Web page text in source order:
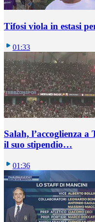
Tifosi viola in estasi
01:33
Salah, l’accoglienza a
il suo stipendio…
01:36